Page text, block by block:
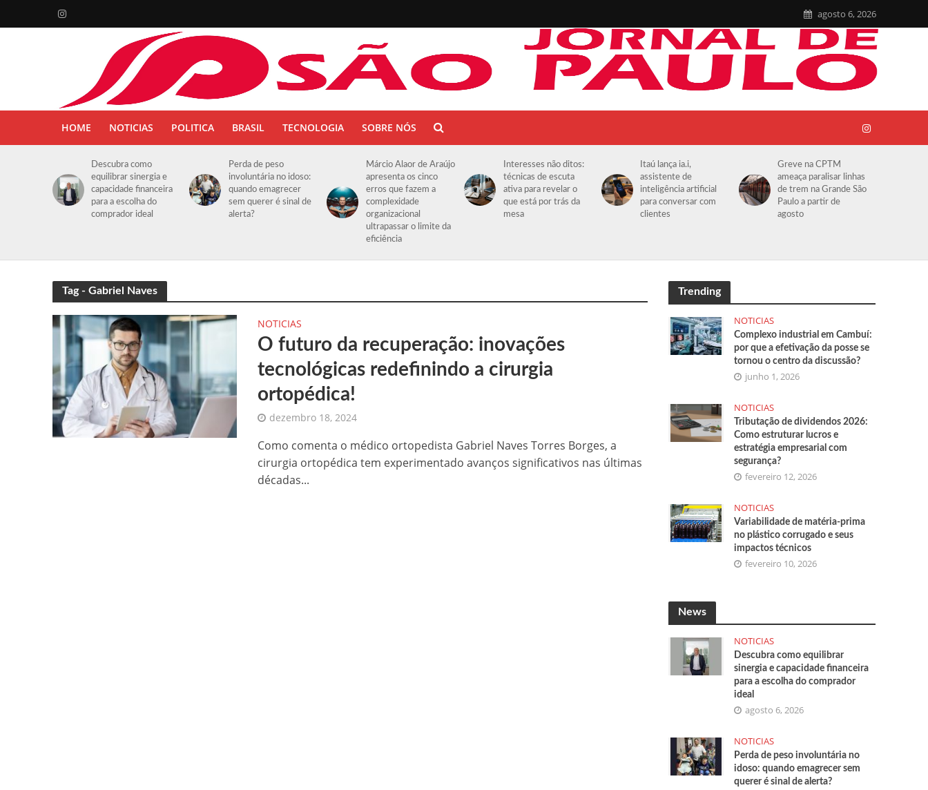
agosto 6, 2026
HOME NOTICIAS POLITICA BRASIL TECNOLOGIA SOBRE NÓS
Descubra como
equilibrar sinergia e
capacidade financeira
para a escolha do
comprador ideal
Perda de peso
involuntária no idoso:
quando emagrecer
sem querer é sinal de
alerta?
Márcio Alaor de Araújo
apresenta os cinco
erros que fazem a
complexidade
organizacional
ultrapassar o limite da
eficiência
Interesses não ditos:
técnicas de escuta
ativa para revelar o
que está por trás da
mesa
Itaú lança ia.i,
assistente de
inteligência artificial
para conversar com
clientes
Greve na CPTM
ameaça paralisar linhas
de trem na Grande São
Paulo a partir de
agosto
Tag - Gabriel Naves
NOTICIAS
O futuro da recuperação: inovações
tecnológicas redefinindo a cirurgia
ortopédica!
dezembro 18, 2024
Como comenta o médico ortopedista Gabriel Naves Torres Borges, a
cirurgia ortopédica tem experimentado avanços significativos nas últimas
décadas...
Trending
NOTICIAS
Complexo industrial em Cambuí:
por que a efetivação da posse se
tornou o centro da discussão?
junho 1, 2026
NOTICIAS
Tributação de dividendos 2026:
Como estruturar lucros e
estratégia empresarial com
segurança?
fevereiro 12, 2026
NOTICIAS
Variabilidade de matéria-prima
no plástico corrugado e seus
impactos técnicos
fevereiro 10, 2026
News
NOTICIAS
Descubra como equilibrar
sinergia e capacidade financeira
para a escolha do comprador
ideal
agosto 6, 2026
NOTICIAS
Perda de peso involuntária no
idoso: quando emagrecer sem
querer é sinal de alerta?